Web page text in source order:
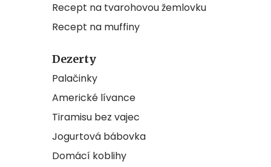
Recept na tvarohovou žemlovku
Recept na muffiny
Dezerty
Palačinky
Americké lívance
Tiramisu bez vajec
Jogurtová bábovka
Domácí koblihy